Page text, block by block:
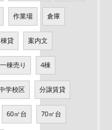
作業場 倉庫
貸 案内文
一棟売り 4棟
学校区 分譲賃貸
60㎡台 70㎡台